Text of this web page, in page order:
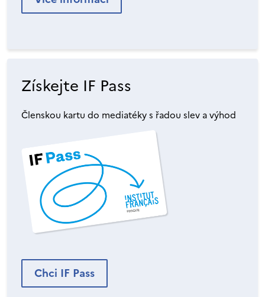
Získejte IF Pass
Členskou kartu do mediatéky s řadou slev a výhod
Chci IF Pass